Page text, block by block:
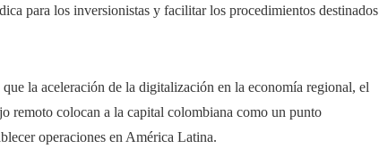
para los inversionistas y facilitar los procedimientos destinados
la aceleración de la digitalización en la economía regional, el
remoto colocan a la capital colombiana como un punto
operaciones en América Latina.